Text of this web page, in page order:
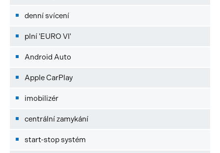
denní svícení
plní 'EURO VI'
Android Auto
Apple CarPlay
imobilizér
centrální zamykání
start-stop systém